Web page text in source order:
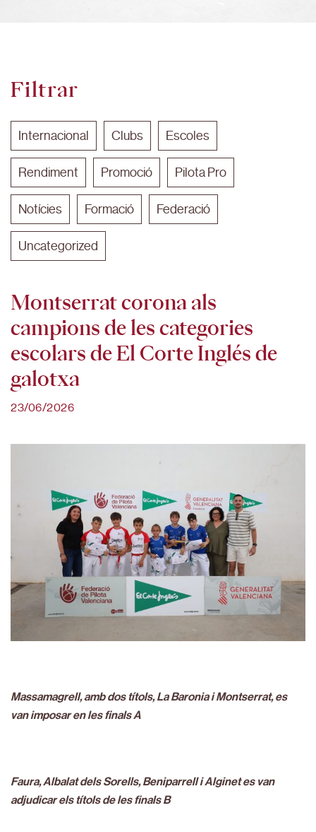
Filtrar
Internacional Clubs Escoles
Rendiment Promoció Pilota Pro
Notícies Formació Federació
Uncategorized
Montserrat corona als
campions de les categories
escolars de El Corte Inglés de
galotxa
23/06/2026
Massamagrell, amb dos títols, La Baronia i Montserrat, es
van imposar en les finals A
Faura, Albalat dels Sorells, Beniparrell i Alginet es van
adjudicar els títols de les finals B